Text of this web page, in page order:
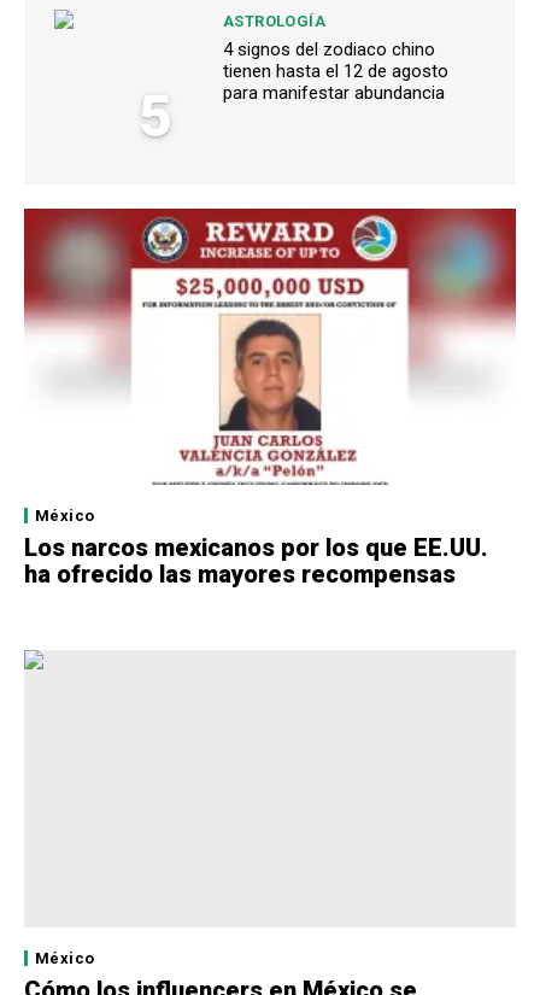
5
ASTROLOGÍA
4 signos del zodiaco chino
tienen hasta el 12 de agosto
para manifestar abundancia
México
Los narcos mexicanos por los que EE.UU.
ha ofrecido las mayores recompensas
México